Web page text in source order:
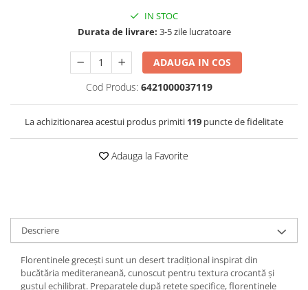
IN STOC
Durata de livrare: 3-5 zile lucratoare
ADAUGA IN COS
Cod Produs: 6421000037119
La achizitionarea acestui produs primiti 119 puncte de fidelitate
Adauga la Favorite
Descriere
Florentinele grecești sunt un desert tradițional inspirat din
bucătăria mediteraneană, cunoscut pentru textura crocantă și
gustul echilibrat. Preparatele după rețete specifice, florentinele